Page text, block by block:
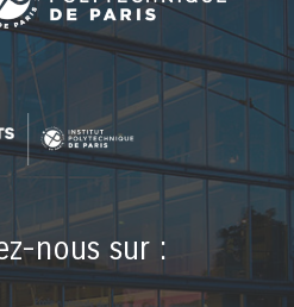
nous sur :